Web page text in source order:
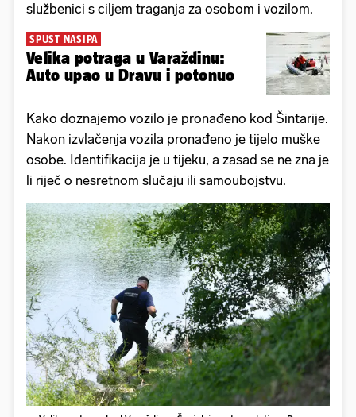
službenici s ciljem traganja za osobom i vozilom.
SPUST NASIPA
Velika potraga u Varaždinu:
Auto upao u Dravu i potonuo
Kako doznajemo vozilo je pronađeno kod Šintarije.
Nakon izvlačenja vozila pronađeno je tijelo muške
osobe. Identifikacija je u tijeku, a zasad se ne zna je
li riječ o nesretnom slučaju ili samoubojstvu.